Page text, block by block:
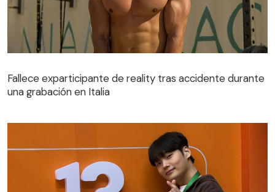
Fallece exparticipante de reality tras accidente durante
una grabación en Italia